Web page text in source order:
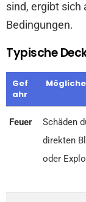
sind, ergibt sich
Bedingungen.
Typische
Gef
ahr
Feuer
Schäden
direkten
oder